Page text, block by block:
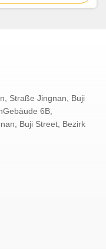
Straße Jingnan, Buji
6B,
Buji Street, Bezirk